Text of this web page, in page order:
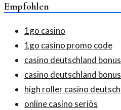
Empfohlen
1go casino
1go casino promo code
casino deutschland bonus
casino deutschland bonus
high roller casino deutsch
online casino seriös